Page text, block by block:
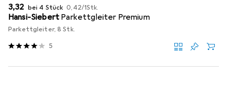
EUR
3,32 bei 4 Stück EUR
0,42/1Stk.
Hansi-Siebert Parkettgleiter Premium
Parkettgleiter, 8 Stk.
5